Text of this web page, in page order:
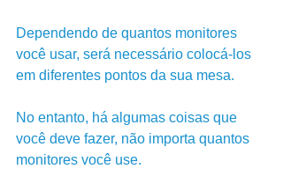
Dependendo de quantos monitores
você usar, será necessário colocá-los
em diferentes pontos da sua mesa.
No entanto, há algumas coisas que
você deve fazer, não importa quantos
monitores você use.